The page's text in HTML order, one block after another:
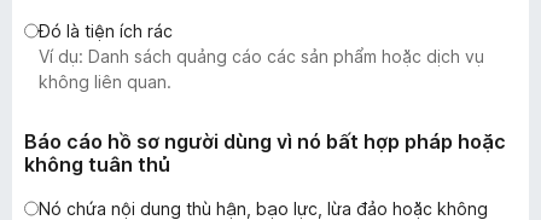
h
y
Đó là tiện ích rác
Ví dụ: Danh sách quảng cáo các sản phẩm hoặc dịch vụ
không liên quan.
Báo cáo hồ sơ người dùng vì nó bất hợp pháp hoặc
không tuân thủ
Nó chứa nội dung thù hận, bạo lực, lừa đảo hoặc không